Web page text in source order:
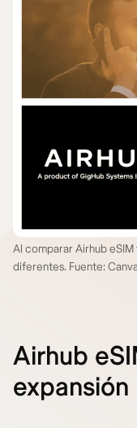
Al comparar Airhub
diferentes. Fuente:
Airhub
expansión